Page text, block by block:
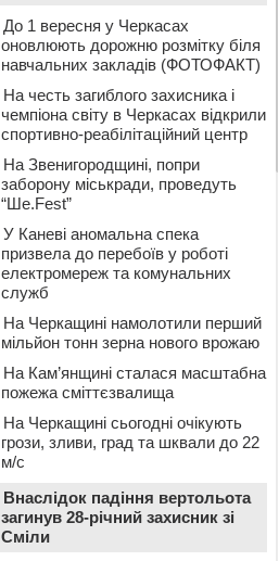
До 1 вересня у Черкасах
оновлюють дорожню розмітку біля
навчальних закладів (ФОТОФАКТ)
На честь загиблого захисника і
чемпіона світу в Черкасах відкрили
спортивно-реабілітаційний центр
На Звенигородщині, попри
заборону міськради, проведуть
“Ше.Fest”
У Каневі аномальна спека
призвела до перебоїв у роботі
електромереж та комунальних
служб
На Черкащині намолотили перший
мільйон тонн зерна нового врожаю
На Кам’янщині сталася масштабна
пожежа сміттєзвалища
На Черкащині сьогодні очікують
грози, зливи, град та шквали до 22
м/с
Внаслідок падіння вертольота
загинув 28-річний захисник зі
Сміли